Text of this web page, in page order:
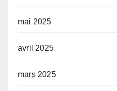
mai 2025
avril 2025
mars 2025